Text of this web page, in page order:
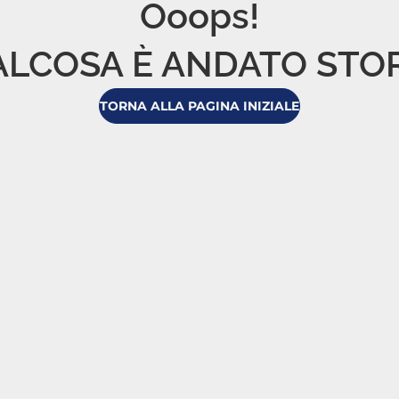
Ooops!
È ANDATO
TORNA ALLA PAGINA INIZIALE